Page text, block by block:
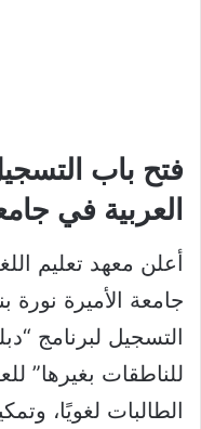
فتح باب
العربية في
أعلن معهد تعليم
جامعة الأميرة
التسجيل لبرنامج
الطالبات لغويًا،